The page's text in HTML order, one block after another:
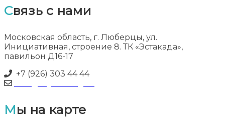
Связь с нами
Московская область, г. Люберцы, ул.
Инициативная, строение 8. ТК «Эстакада»,
павильон Д16-17
+7 (926) 303 44 44
Мы на карте